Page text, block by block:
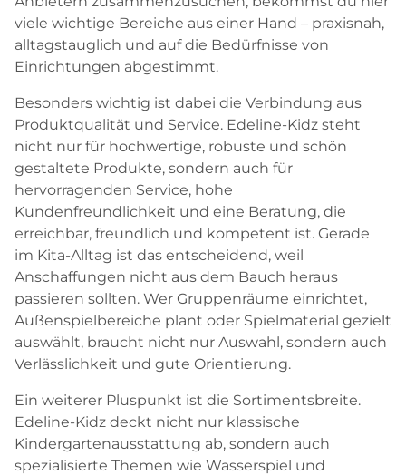
viele wichtige Bereiche aus einer Hand – praxisnah,
alltagstauglich und auf die Bedürfnisse von
Einrichtungen abgestimmt.
Besonders wichtig ist dabei die Verbindung aus
Produktqualität und Service. Edeline-Kidz steht
nicht nur für hochwertige, robuste und schön
gestaltete Produkte, sondern auch für
hervorragenden Service, hohe
Kundenfreundlichkeit und eine Beratung, die
erreichbar, freundlich und kompetent ist. Gerade
im Kita-Alltag ist das entscheidend, weil
Anschaffungen nicht aus dem Bauch heraus
passieren sollten. Wer Gruppenräume einrichtet,
Außenspielbereiche plant oder Spielmaterial gezielt
auswählt, braucht nicht nur Auswahl, sondern auch
Verlässlichkeit und gute Orientierung.
Ein weiterer Pluspunkt ist die Sortimentsbreite.
Edeline-Kidz deckt nicht nur klassische
Kindergartenausstattung ab, sondern auch
spezialisierte Themen wie Wasserspiel und